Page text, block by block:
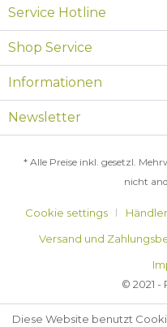
Service Hotline
Shop Service
Informationen
Newsletter
* Alle Preise inkl. gesetzl.
nicht
Cookie settings
Versand und
© 2021 -
Diese Website benutzt